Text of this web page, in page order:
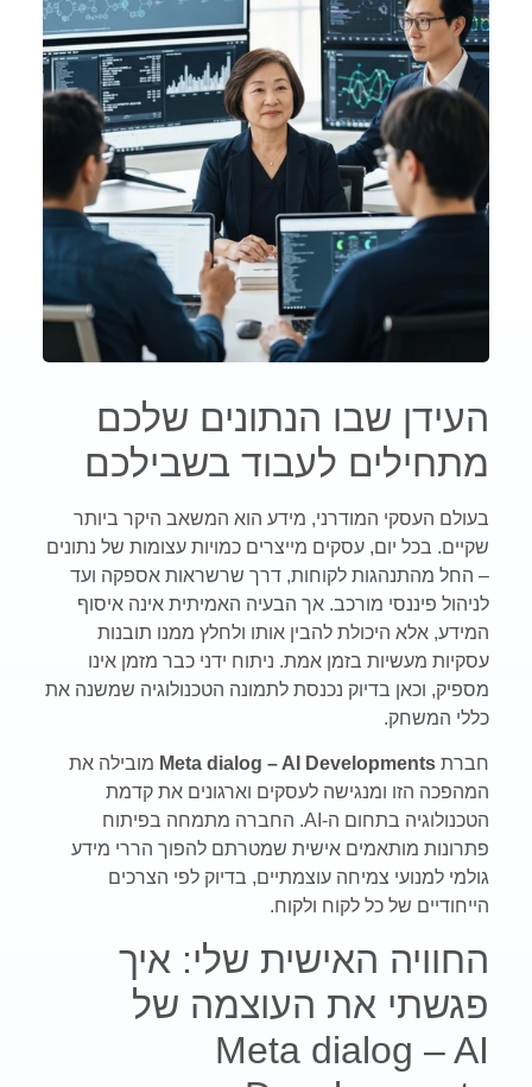
העידן שבו הנתונים שלכם
מתחילים לעבוד בשבילכם
בעולם העסקי המודרני, מידע הוא המשאב היקר ביותר
שקיים. בכל יום, עסקים מייצרים כמויות עצומות של נתונים
– החל מהתנהגות לקוחות, דרך שרשראות אספקה ועד
לניהול פיננסי מורכב. אך הבעיה האמיתית אינה איסוף
המידע, אלא היכולת להבין אותו ולחלץ ממנו תובנות
עסקיות מעשיות בזמן אמת. ניתוח ידני כבר מזמן אינו
מספיק, וכאן בדיוק נכנסת לתמונה הטכנולוגיה שמשנה את
כללי המשחק.
חברתMeta dialog – AI Developments מובילה את
המהפכה הזו ומנגישה לעסקים וארגונים את קדמת
הטכנולוגיה בתחום ה-AI. החברה מתמחה בפיתוח
פתרונות מותאמים אישית שמטרתם להפוך הררי מידע
גולמי למנועי צמיחה עוצמתיים, בדיוק לפי הצרכים
הייחודיים של כל לקוח ולקוח.
החוויה האישית שלי: איך
פגשתי את העוצמה של
Meta dialog – AI